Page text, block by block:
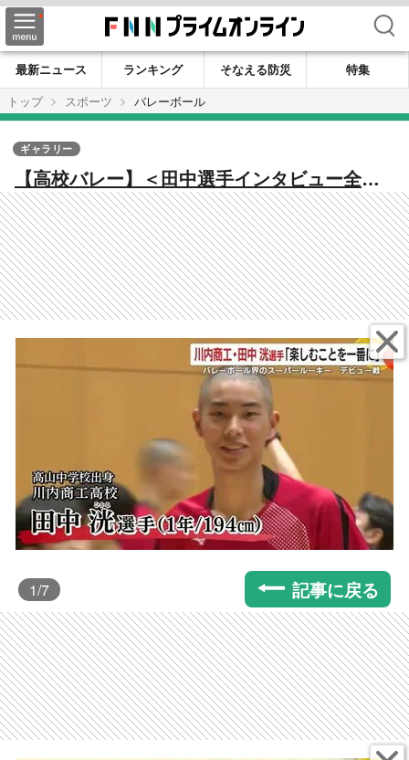
検索
最新ニュース ランキング そなえる防災
特集
トップ
スポーツ バレーボール
【高校バレー】＜田中選手インタビュー全掲
載版＞ 鹿児島バレー界のスーパールーキー
が高校公式戦デビュー！ 鹿児島・川内商工1
年 田中洸選手がチームの県大会優勝に貢献
ギャラリー
1/7 記事に戻る